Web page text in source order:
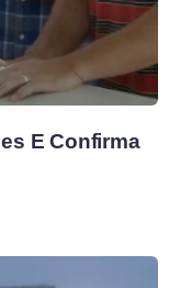
E Confirma